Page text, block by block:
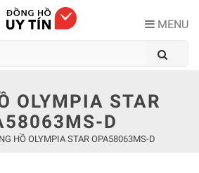
MENU
OLYMPIA STAR
D
HỒ OLYMPIA STAR OPA58063MS-D